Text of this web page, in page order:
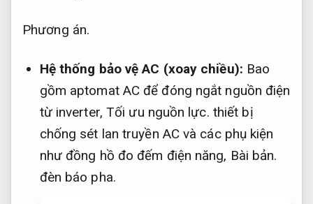
Phương án.
Hệ thống bảo vệ AC (xoay chiều): Bao
gồm aptomat AC để đóng ngắt nguồn điện
từ inverter, Tối ưu nguồn lực. thiết bị
chống sét lan truyền AC và các phụ kiện
như đồng hồ đo đếm điện năng, Bài bản.
đèn báo pha.